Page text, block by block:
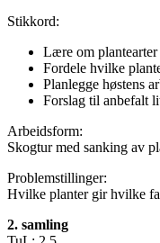
Stikkord:
Lære om
Fordele hvilke
Planlegge høstens
Forslag til anbefalt
Arbeidsform:
Skogtur med sanking av
Problemstillinger:
Hvilke planter gir hvilke
2. samling